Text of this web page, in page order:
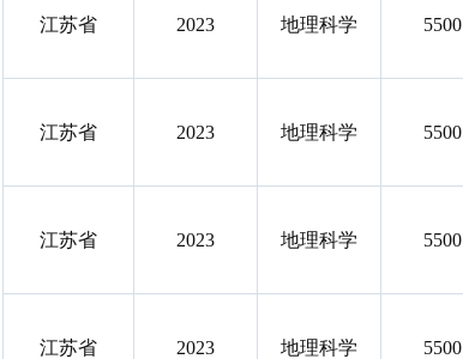
江苏省 2023 地理科学 5500
江苏省 2023 地理科学 5500
江苏省 2023 地理科学 5500
江苏省 2023 地理科学 5500